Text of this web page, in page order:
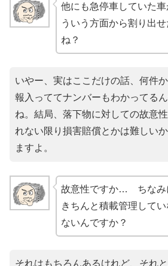
他にも急停車していた
ういう方面から割り出
ね？
いやー、実はここだけの話、何件
報入っててナンバーもわかってる
ね。結局、落下物に対しての故意
れない限り損害賠償とかは難しい
ますよ。
故意性ですか… ちなみ
きちんと積載管理して
ないんですか？
それはもちろんあるけれど、それ